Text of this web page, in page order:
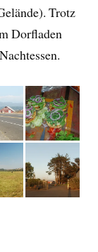
Trotz
Dorfladen